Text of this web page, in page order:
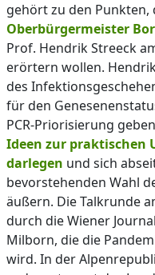
gehört zu den Punkten,
Oberbürgermeister
Prof. Hendrik Streeck
erörtern wollen.
des
für den
PCR-Priorisierung
Ideen zur praktischen
darlegen und sich
bevorstehenden Wahl
äußern. Die Talkrunde
durch die Wiener
Milborn, die die
wird. In der